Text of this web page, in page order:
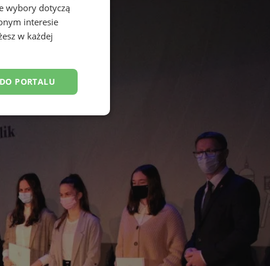
wybory dotyczą
interesie
w każdej
PORTALU
użytkownika i